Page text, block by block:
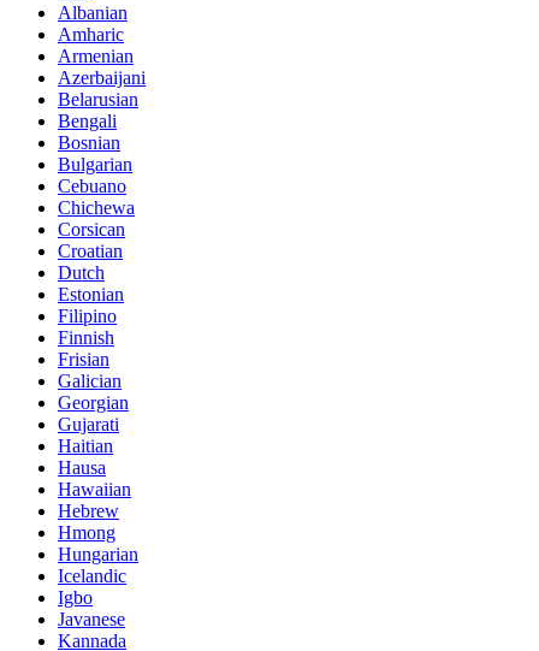
Albanian
Amharic
Armenian
Azerbaijani
Belarusian
Bengali
Bosnian
Bulgarian
Cebuano
Chichewa
Corsican
Croatian
Dutch
Estonian
Filipino
Finnish
Frisian
Galician
Georgian
Gujarati
Haitian
Hausa
Hawaiian
Hebrew
Hmong
Hungarian
Icelandic
Igbo
Javanese
Kannada